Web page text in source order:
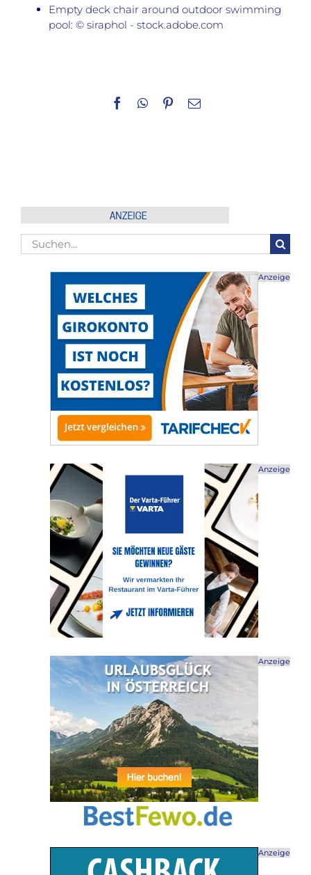
Empty deck chair around outdoor swimming
pool: © siraphol - stock.adobe.com
Facebook
WhatsApp
Pinterest
E-
Suche
nach:
Anzeige
Anzeige
Anzeige
Anzeige